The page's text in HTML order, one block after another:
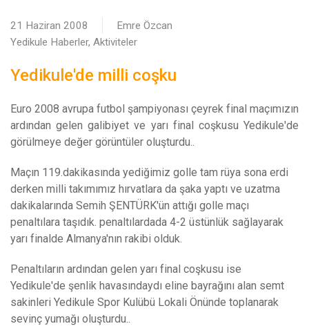
21 Haziran 2008
Emre Özcan
Yedikule Haberler, Aktiviteler
Yedikule'de milli coşku
Euro 2008 avrupa futbol şampiyonası çeyrek final maçımızın
ardından gelen galibiyet ve yarı final coşkusu Yedikule'de
görülmeye değer görüntüler oluşturdu..
Maçın 119.dakikasında yediğimiz golle tam rüya sona erdi
derken milli takımımız hırvatlara da şaka yaptı ve uzatma
dakikalarında Semih ŞENTÜRK'ün attığı golle maçı
penaltılara taşıdık. penaltılardada 4-2 üstünlük sağlayarak
yarı finalde Almanya'nın rakibi olduk.
Penaltıların ardından gelen yarı final coşkusu ise
Yedikule'de şenlik havasındaydı eline bayrağını alan semt
sakinleri Yedikule Spor Kulübü Lokali Önünde toplanarak
sevinç yumağı oluşturdu..